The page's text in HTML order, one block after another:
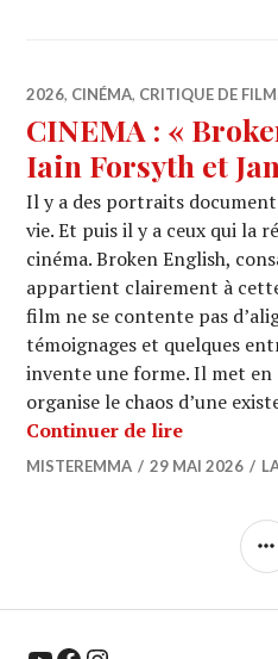
2026, CINÉMA, CRITIQUE DE
CINEMA : «
Iain Forsyth et
Il y a des portraits
vie. Et puis il y a ceux qui la
cinéma. Broken English,
appartient clairement à
film ne se contente pas
témoignages et quelques
invente une forme. Il met en
organise le chaos d’une
Continuer de lireCINEMA
MISTEREMMA 29 MAI 2026